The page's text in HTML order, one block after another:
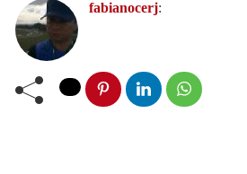
do Reino Unido Partnerships for
fabianocerj: